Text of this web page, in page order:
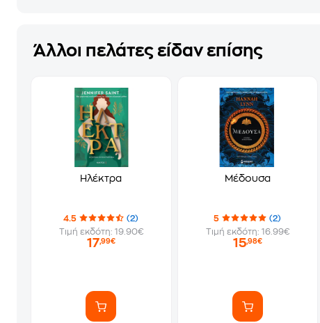
Άλλοι πελάτες είδαν επίσης
Ηλέκτρα
4.5
(2)
Τιμή εκδότη: 19.90€
17,99€
Μέδουσα
5
(2)
Τιμή εκδότη: 16.99€
15,98€